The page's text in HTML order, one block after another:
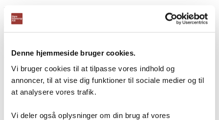
Denne hjemmeside bruger cookies.
Vi bruger cookies til at tilpasse vores indhold og
annoncer, til at vise dig funktioner til sociale medier og til
at analysere vores trafik.
Vi deler også oplysninger om din brug af vores
DKK
(Inkl. moms
Varenummer: 30976020